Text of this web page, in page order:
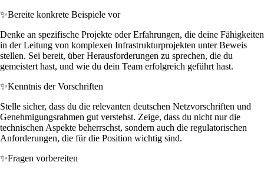
✨Bereite konkrete Beispiele vor
Denke an spezifische Projekte oder Erfahrungen, die deine Fähigkeiten
in der Leitung von komplexen Infrastrukturprojekten unter Beweis
stellen. Sei bereit, über Herausforderungen zu sprechen, die du
gemeistert hast, und wie du dein Team erfolgreich geführt hast.
✨Kenntnis der Vorschriften
Stelle sicher, dass du die relevanten deutschen Netzvorschriften und
Genehmigungsrahmen gut verstehst. Zeige, dass du nicht nur die
technischen Aspekte beherrschst, sondern auch die regulatorischen
Anforderungen, die für die Position wichtig sind.
✨Fragen vorbereiten